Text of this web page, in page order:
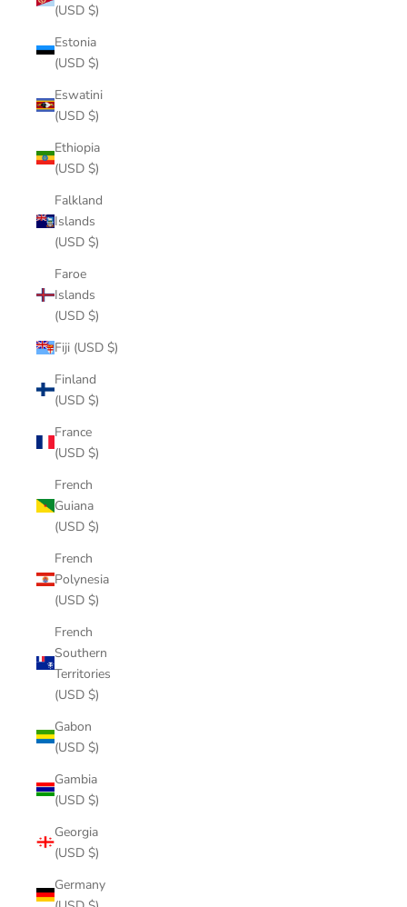
(USD $)
Estonia
(USD $)
Eswatini
(USD $)
Ethiopia
(USD $)
Falkland
Islands
(USD $)
Faroe
Islands
(USD $)
Fiji (USD $)
Finland
(USD $)
France
(USD $)
French
Guiana
(USD $)
French
Polynesia
(USD $)
French
Southern
Territories
(USD $)
Gabon
(USD $)
Gambia
(USD $)
Georgia
(USD $)
Germany